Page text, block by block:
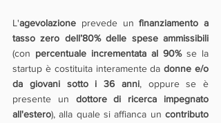
L'agevolazione prevede un finanziamento a
(con percentuale incrementata al 90% se la
startup è costituita interamente da donne e/o
da giovani sotto i 36 anni, oppure se è
presente un dottore di ricerca impegnato
all'estero), alla quale si affianca un contributo